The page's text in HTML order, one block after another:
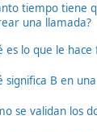
tiempo tiene
una llamada?
es lo que le
significa B en
se validan los